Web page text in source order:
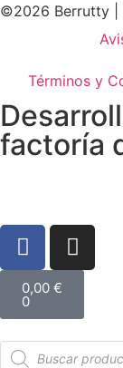
©2026 Berrutty |
Términos y
factoría
0,00 €
0